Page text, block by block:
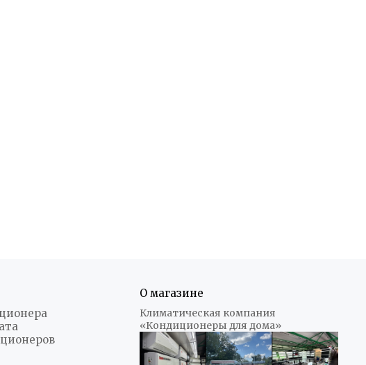
О магазине
Климатическая компания
«Кондиционеры для дома»